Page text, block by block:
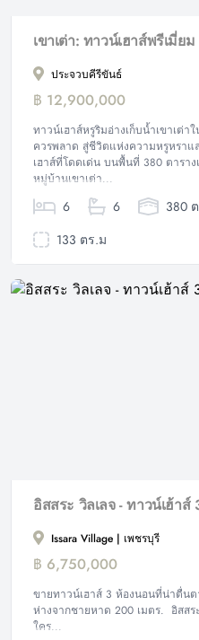
เขาเต่า: ทาวน์เฮาส์พรีเมี่
ประจวบคีรีขันธ์
฿ 12,900,000
ทาวน์เฮาส์หรูริมอ่างเก็บน้ำเขาเต่
ควรพลาด สู่ชีวิตแห่งความหรูหรา
เฮาส์ที่โดดเด่น บนพื้นที่ 380 ตาราง
หมู่บ้านเขาเต่า...
6 6
380
133 ตร.ม
Issara Village | เพชรบุรี
฿ 6,750,000
ขายทาวน์เฮาส์ 3 ห้องนอนที่น่าตื่น
ห่างจากชายหาด 200 เมตร. อิสสร
ใคร...